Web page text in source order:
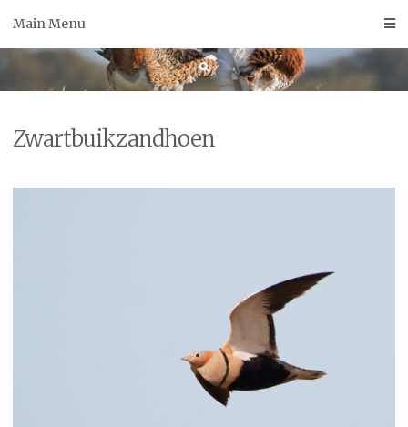
Main Menu
Zwartbuikzandhoen